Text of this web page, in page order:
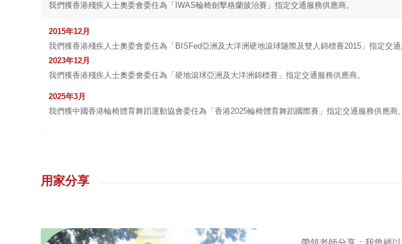
我們獲香港殘疾人士奧委會委任為「 IWAS輪椅劍擊格蘭披治賽」指定交通服務供應商。
2015年12月
我們獲香港殘疾人士奧委會委任為「 BISFed亞洲及大洋洲硬地滾球隧際及雙人錦標賽2015 」指定交
2023年12月
我們獲香港殘疾人士奧委會委任為「 硬地滾球亞洲及大洋洲錦標賽 」指定交通服務供應商。
2025年3月
我們獲中國香港輪椅體育舞蹈運動協會委任為「香港2025輪椅體育舞蹈國際賽 」指定交通服務供應商。
用家分享